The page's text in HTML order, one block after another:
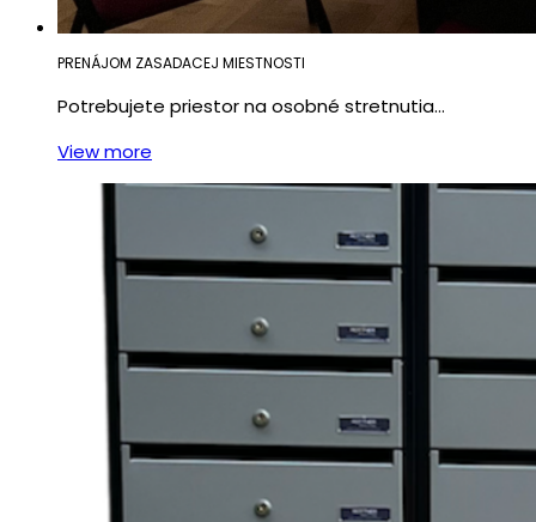
PRENÁJOM ZASADACEJ MIESTNOSTI
Potrebujete priestor na osobné stretnutia…
View more